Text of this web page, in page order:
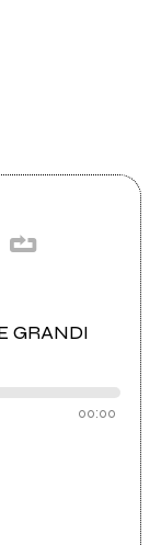
GRANDI
00:00